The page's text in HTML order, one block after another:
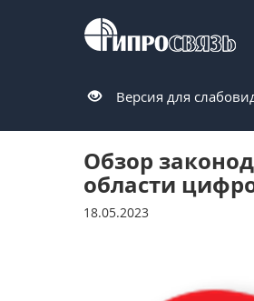
Версия для
Обзор
области
18.05.2023